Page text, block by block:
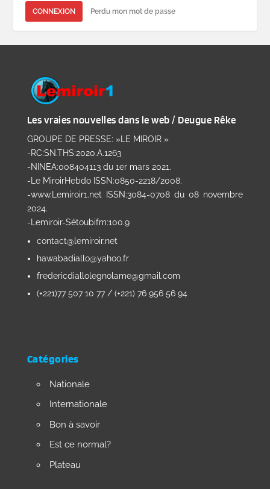
CONNEXION Perdu mon mot de passe
Les vraies nouvelles dans le web / Deugue Rêke
GROUPE DE PRESSE: »LE MIROIR »
-RC:SN.THS:2020.A.1263
-NINEA:008404113 du 1er mars 2021.
-Le MiroirHebdo ISSN:0850-2218/2008.
-www.Lemiroir1.net ISSN:3084-0708 du 08 novembre
2024.
-Lemiroir-Sétoubifm:100.9
contact@lemiroir.net
hawabadiallo@yahoo.fr
fredericdiallolegnolame@gmail.com
(+221)77 507 10 77 / (+221) 76 956 56 94
Catégories
Nationale
Internationale
Bon à savoir
Est ce normal?
Plateau